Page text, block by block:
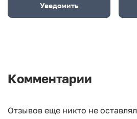
Уведомить
Комментарии
Отзывов еще никто не оставлял